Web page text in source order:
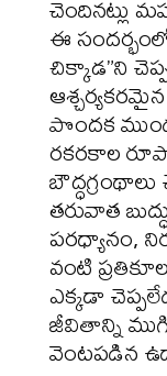
చెందినట్లు
ఈ
చిక్కాడ”ని
పొందక
రకరకాల
తరువాత
పరధ్యానం,
వంటి
ఎక్కడా
జీవితాన్ని
వెంటపడిన